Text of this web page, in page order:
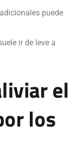
puede
ir de leve a
el
los